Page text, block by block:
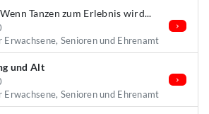
Wenn Tanzen zum Erlebnis wird...
Senioren und Ehrenamt
und Alt
Senioren und Ehrenamt